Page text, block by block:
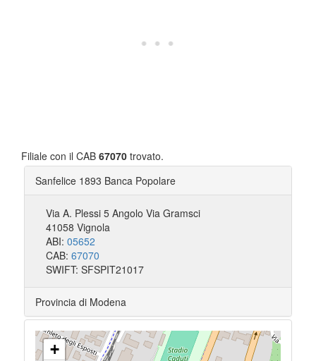
Filiale con il CAB 67070 trovato.
Sanfelice 1893 Banca Popolare
Via A. Plessi 5 Angolo Via Gramsci
41058 Vignola
ABI: 05652
CAB: 67070
SWIFT: SFSPIT21017
Provincia di Modena
+